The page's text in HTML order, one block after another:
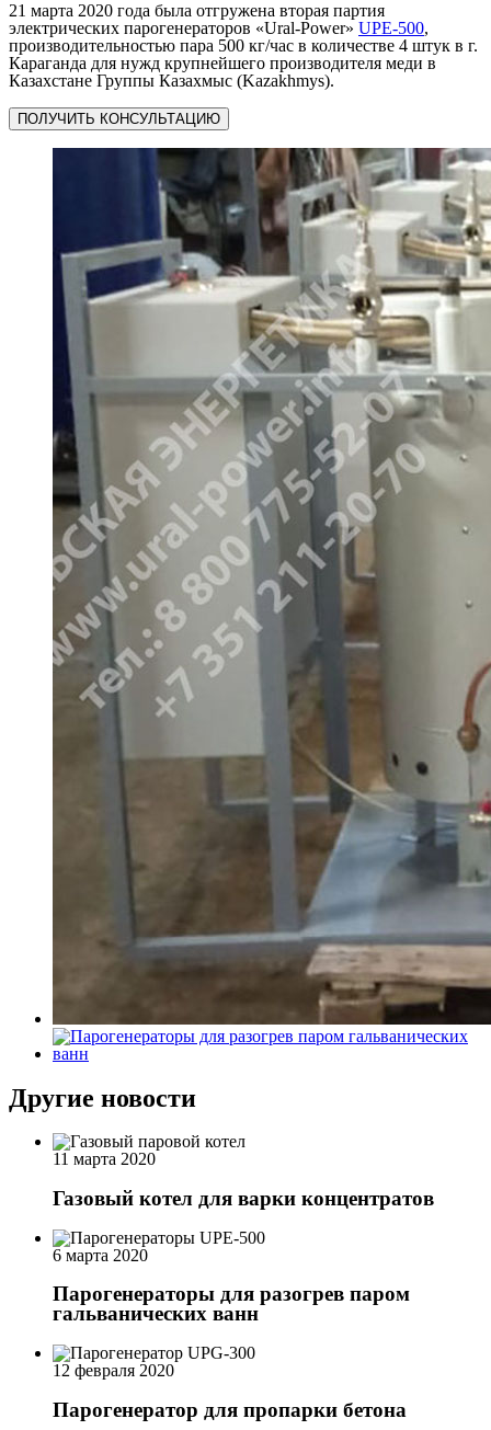
21 марта 2020 года была отгружена вторая партия
электрических парогенераторов «Ural-Power» UPE-500,
производительностью пара 500 кг/час в количестве 4 штук в г.
Караганда для нужд крупнейшего производителя меди в
Казахстане Группы Казахмыс (Kazakhmys).
ПОЛУЧИТЬ КОНСУЛЬТАЦИЮ
Другие новости
11 марта 2020
Газовый котел для варки концентратов
6 марта 2020
Парогенераторы для разогрев паром
гальванических ванн
12 февраля 2020
Парогенератор для пропарки бетона